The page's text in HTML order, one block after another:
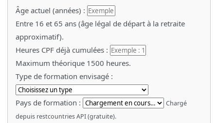
Âge actuel (années) :
Entre 16 et 65 ans (âge légal de départ à la retraite
approximatif).
Heures CPF déjà cumulées :
Maximum théorique 1500 heures.
Type de formation envisagé :
Pays de formation :
Chargé
depuis restcountries API (gratuite).